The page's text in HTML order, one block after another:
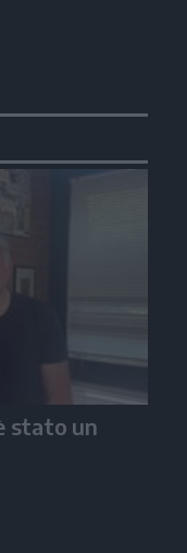
stato un